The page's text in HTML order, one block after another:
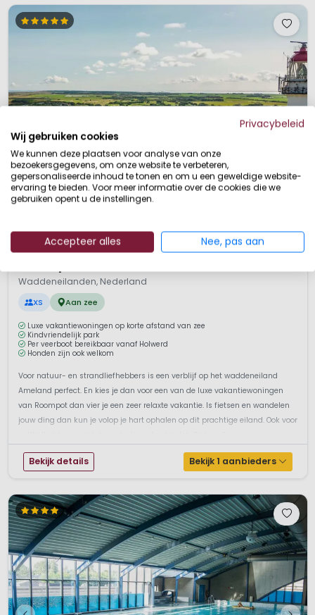
1 / 12
Waddeneilanden, Nederland
XS Aan zee
Luxe vakantiewoningen op korte afstand van zee
Kindvriendelijk park
Per veerboot bereikbaar vanaf Holwerd
Honden zijn ook welkom
Voor natuur- en strandliefhebbers is een verblijf op het waddeneiland
Ameland perfect. En kies je dan voor een van de luxe vakantiewoningen
van Roompot dan vier je een zeer relaxte vakantie. Is fietsen en wandelen
jouw ding dan kun je volop je hart ophalen op dit prachtige eiland. Ook voor
Bekijk details Bekijk 1 aanbieders
Privacybeleid
Wij gebruiken cookies
We kunnen deze plaatsen voor analyse van onze
bezoekersgegevens, om onze website te verbeteren,
gepersonaliseerde inhoud te tonen en om u een geweldige website-
ervaring te bieden. Voor meer informatie over de cookies die we
gebruiken opent u de instellingen.
Accepteer alles Nee, pas aan